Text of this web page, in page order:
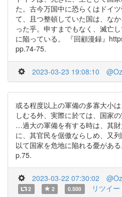
た。古今万国中に恐らくはドイ
て、且つ整頓していた国は、な
った乎。申すまでもなく、滅亡
に陥っている。 『回顧漫録』
pp.74-75.
2023-03-23 19:08:10
或る程度以上の軍備の多寡大小
しむる外、実際に於ては、国家
…過大の軍備を有する時は、其
に、其官民を倨傲ならしめ、又列
以て国家を危地に陥れる憂があ
p.75.
2023-03-22 07:30:02
2 2 0.500 リツイ